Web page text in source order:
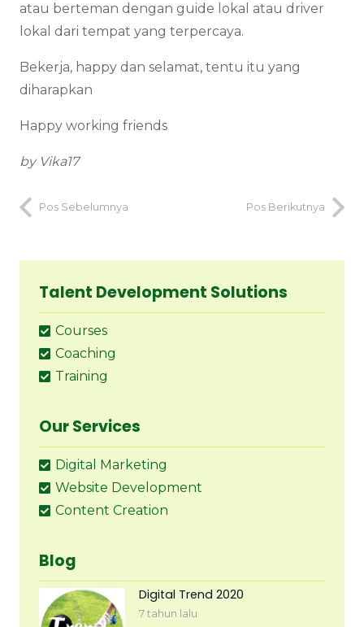
atau berteman dengan guide lokal atau driver
lokal dari tempat yang terpercaya.
Bekerja, happy dan selamat, tentu itu yang
diharapkan
Happy working friends
by Vika17
Pos Sebelumnya Pos Berikutnya
Talent Development Solutions
Courses
Coaching
Training
Our Services
Digital Marketing
Website Development
Content Creation
Blog
Digital Trend 2020
7 tahun lalu